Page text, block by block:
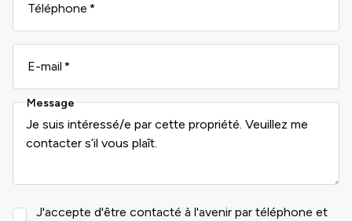
Téléphone
E-mail
Message
J'accepte d'être contacté à l'avenir par téléphone et